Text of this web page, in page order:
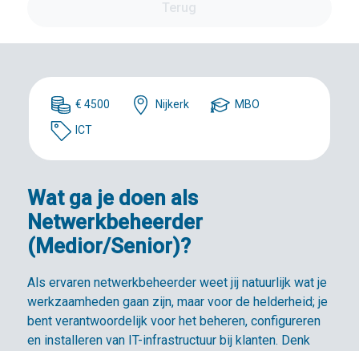
Terug
€ 4500 Nijkerk
MBO
ICT
Wat ga je doen als
Netwerkbeheerder
(Medior/Senior)?
Als ervaren netwerkbeheerder weet jij natuurlijk wat je
werkzaamheden gaan zijn, maar voor de helderheid; je
bent verantwoordelijk voor het beheren, configureren
en installeren van IT-infrastructuur bij klanten. Denk